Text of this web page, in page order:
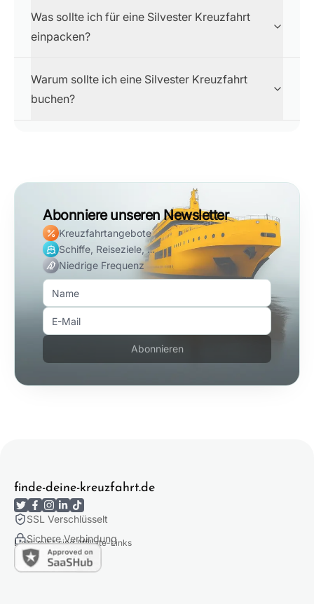
Was sollte ich für eine Silvester Kreuzfahrt
einpacken?
Warum sollte ich eine Silvester Kreuzfahrt
buchen?
Abonniere unseren Newsletter
Kreuzfahrtangebote
Schiffe, Reiseziele, …
Niedrige Frequenz
Abonnieren
finde-deine-kreuzfahrt.de
SSL Verschlüsselt
Sichere Verbindung
Links mit * sind Affiliate-Links